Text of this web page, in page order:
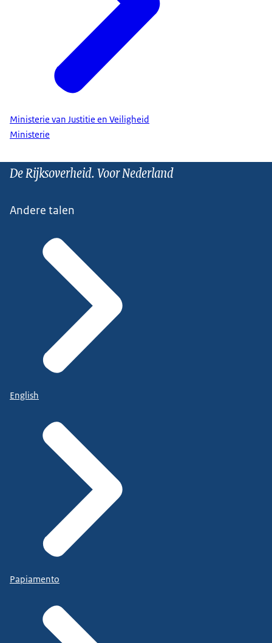
Ministerie van Justitie en Veiligheid
Ministerie
De Rijksoverheid. Voor Nederland
Andere talen
English
Papiamento